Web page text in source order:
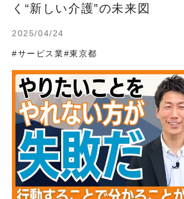
く“新しい介護”の未来図
2025/04/24
#サービス業#東京都